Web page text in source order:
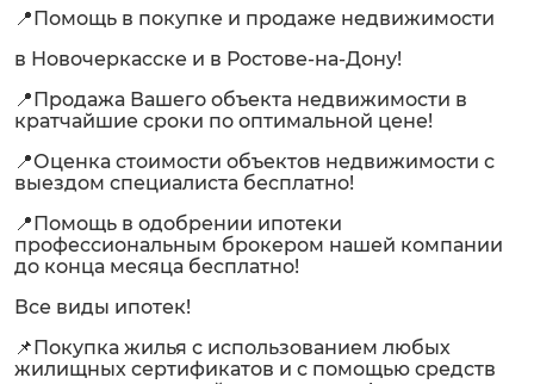
📍Помощь в покупке и продаже недвижимости
в Новочеркасске и в Ростове-на-Дону!
📍Продажа Вашего объекта недвижимости в
кратчайшие сроки по оптимальной цене!
📍Оценка стоимости объектов недвижимости с
выездом специалиста бесплатно!
📍Помощь в одобрении ипотеки
профессиональным брокером нашей компании
до конца месяца бесплатно!
Все виды ипотек!
📌Покупка жилья с использованием любых
жилищных сертификатов и с помощью средств